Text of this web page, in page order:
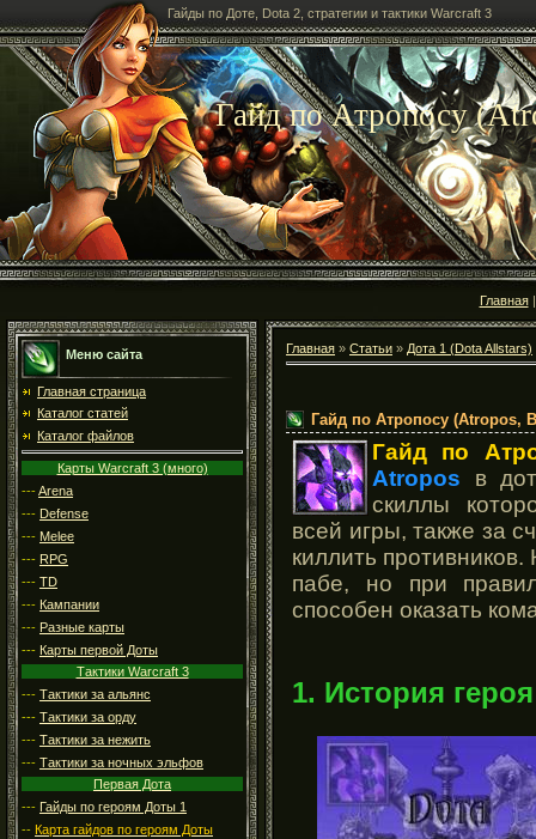
Гайды по Доте, Dota 2, стратегии и тактики Warcraft 3
Гайд по Атропосу
Главная
Меню сайта
Главная страница
Каталог статей
Каталог файлов
Карты Warcraft 3 (много)
---Arena
--- Defense
--- Melee
--- RPG
--- TD
--- Кампании
--- Разные карты
--- Карты первой Доты
Тактики Warcraft 3
--- Тактики за альянс
--- Тактики за орду
--- Тактики за нежить
--- Тактики за ночных эльфов
Первая Дота
--- Гайды по героям Доты 1
-- Карта гайдов по героям Доты
Главная » Статьи » Дота 1 (Dota Allstars)
Гайд по Атропосу (Atropos,
Гайд по
Atropos в
скиллы
всей игры, также за
киллить
пабе, но при
способен оказать
1. История героя